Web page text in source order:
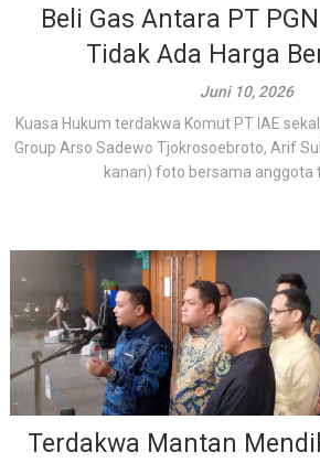
Beli Gas Antara PT
Tidak Ada Harga
Juni 10, 2026
Kuasa Hukum terdakwa Komut PT IAE
Group Arso Sadewo Tjokrosoebroto, Arif
kanan) foto bersama anggota
Terdakwa Mantan